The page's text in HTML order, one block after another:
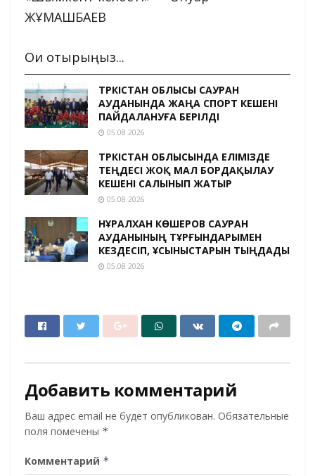
ЖҰМАШБАЕВ
Оқи отырыңыз...
ТҮРКІСТАН ОБЛЫСЫ САУРАН
АУДАНЫНДА ЖАҢА СПОРТ КЕШЕНІ
ПАЙДАЛАНУҒА БЕРІЛДІ
05.08.2026
ТҮРКІСТАН ОБЛЫСЫНДА ЕЛІМІЗДЕ
ТЕҢДЕСІ ЖОҚ МАЛ БОРДАҚЫЛАУ
КЕШЕНІ САЛЫНЫП ЖАТЫР
05.08.2026
НҰРАЛХАН КӨШЕРОВ САУРАН
АУДАНЫНЫҢ ТҰРҒЫНДАРЫМЕН
КЕЗДЕСІП, ҰСЫНЫСТАРЫН ТЫҢДАДЫ
05.08.2026
Добавить комментарий
Ваш адрес email не будет опубликован. Обязательные
поля помечены *
Комментарий *